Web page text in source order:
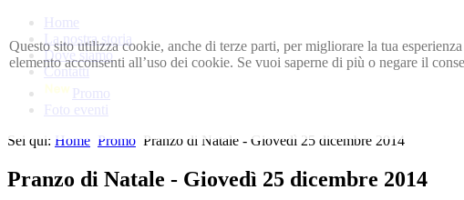
Questo sito utilizza cookie, anche di terze parti, per migliorare la tua
elemento acconsenti all’uso dei cookie. Se vuoi saperne di più o negare il
Home
La nostra storia
Dove siamo
Contatti
Promo
Foto eventi
Sei qui: Home Promo Pranzo di Natale - Giovedì 25 dicembre 2014
Pranzo di Natale - Giovedì 25 dicembre 2014